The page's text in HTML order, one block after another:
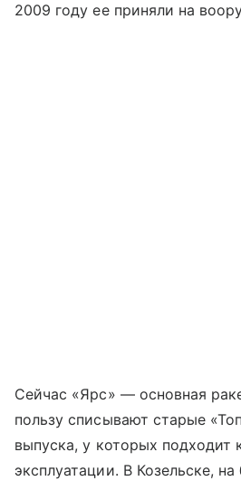
2009 году ее приняли на
Сейчас «Ярс» — основная
пользу списывают старые
выпуска, у которых подходит
эксплуатации. В Козельске, на